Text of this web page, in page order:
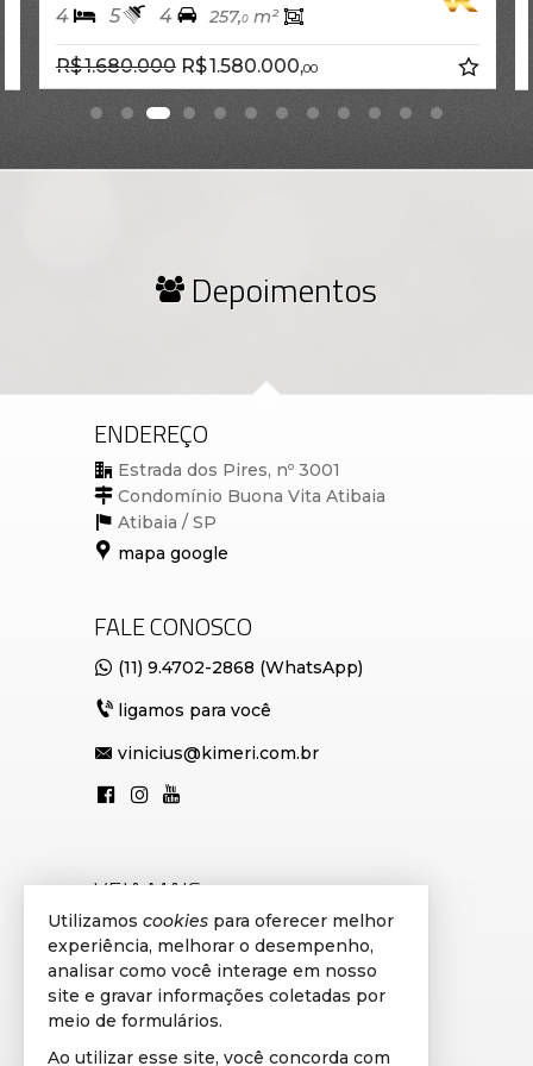
4 5 4 257,0m²
R$ 1.680.000 R$ 1.580.000,00
Depoimentos
ENDEREÇO
Estrada dos Pires, nº 3001
Condomínio Buona Vita Atibaia
Atibaia / SP
mapa google
FALE CONOSCO
(11) 9.4702-2868 (WhatsApp)
ligamos para você
vinicius@kimeri.com.br
VEJA MAIS
cadastre seu imóvel
avaliação de imóveis
imóveis favoritos
mapa de imóveis
Utilizamos cookies para oferecer melhor
experiência, melhorar o desempenho,
analisar como você interage em nosso
site e gravar informações coletadas por
meio de formulários.
Ao utilizar esse site, você concorda com